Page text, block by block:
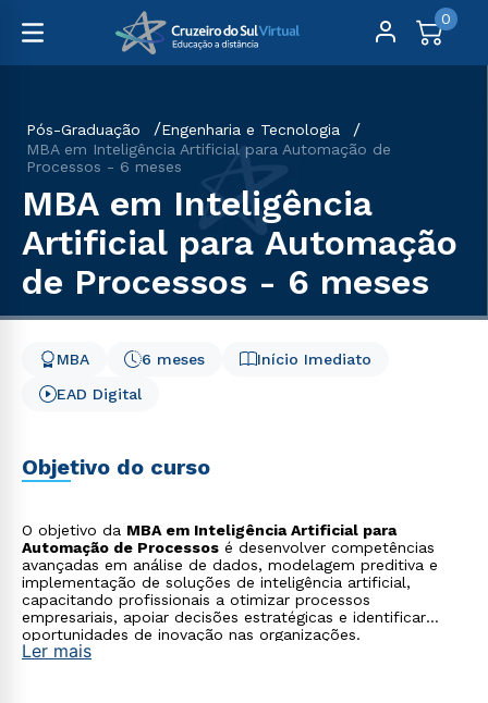
0
Pós-Graduação
Engenharia e Tecnologia
MBA em Inteligência Artificial para Automação de
Processos - 6 meses
MBA em Inteligência
Artificial para Automação
de Processos - 6 meses
Início Imediato
6 meses
MBA
EAD Digital
Objetivo do curso
O objetivo da MBA em Inteligência Artificial para
Automação de Processos é desenvolver competências
avançadas em análise de dados, modelagem preditiva e
implementação de soluções de inteligência artificial,
capacitando profissionais a otimizar processos
empresariais, apoiar decisões estratégicas e identificar
oportunidades de inovação nas organizações.
Ler mais